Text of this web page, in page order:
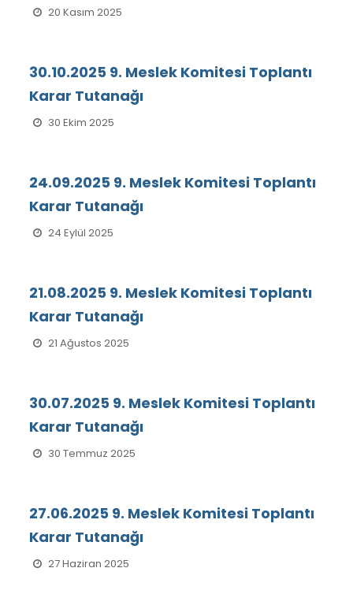
20 Kasım 2025
30.10.2025 9. Meslek Komitesi Toplantı
Karar Tutanağı
30 Ekim 2025
24.09.2025 9. Meslek Komitesi Toplantı
Karar Tutanağı
24 Eylül 2025
21.08.2025 9. Meslek Komitesi Toplantı
Karar Tutanağı
21 Ağustos 2025
30.07.2025 9. Meslek Komitesi Toplantı
Karar Tutanağı
30 Temmuz 2025
27.06.2025 9. Meslek Komitesi Toplantı
Karar Tutanağı
27 Haziran 2025